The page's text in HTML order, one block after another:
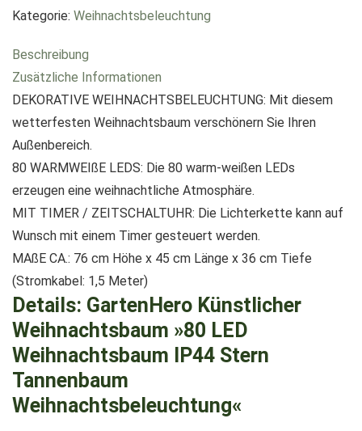
Kategorie: Weihnachtsbeleuchtung
Beschreibung
Zusätzliche Informationen
DEKORATIVE WEIHNACHTSBELEUCHTUNG: Mit diesem
wetterfesten Weihnachtsbaum verschönern Sie Ihren
Außenbereich.
80 WARMWEIßE LEDS: Die 80 warm-weißen LEDs
erzeugen eine weihnachtliche Atmosphäre.
MIT TIMER / ZEITSCHALTUHR: Die Lichterkette kann auf
Wunsch mit einem Timer gesteuert werden.
MAßE CA.: 76 cm Höhe x 45 cm Länge x 36 cm Tiefe
(Stromkabel: 1,5 Meter)
Details: GartenHero Künstlicher
Weihnachtsbaum »80 LED
Weihnachtsbaum IP44 Stern
Tannenbaum
Weihnachtsbeleuchtung«